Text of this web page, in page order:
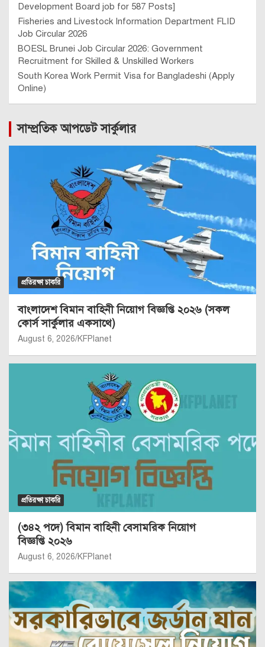
Development Board job for 587 Posts]
Fisheries and Livestock Information Department FLID
Job Circular 2026
BOESL Brunei Job Circular 2026: Government
Recruitment for Skilled & Unskilled Workers
South Korea Work Permit Visa for Bangladeshi (Apply
Online)
সাম্প্রতিক আপডেট সার্কুলার
প্রতিরক্ষা চাকরি
বাংলাদেশ বিমান বাহিনী নিয়োগ বিজ্ঞপ্তি ২০২৬ (সকল
কোর্স সার্কুলার একসাথে)
August 6, 2026 KFPlanet
প্রতিরক্ষা চাকরি
(৩৪২ পদে) বিমান বাহিনী বেসামরিক নিয়োগ
বিজ্ঞপ্তি ২০২৬
August 6, 2026 KFPlanet